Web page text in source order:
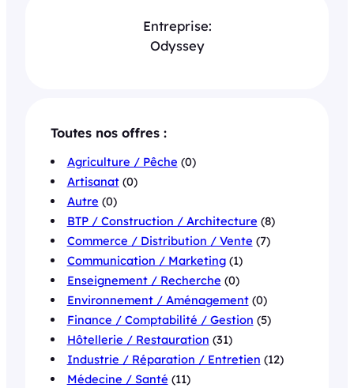
Entreprise:
Odyssey
Toutes nos offres :
Agriculture / Pêche (0)
Artisanat(0)
Autre (0)
BTP / Construction / Architecture (8)
Commerce / Distribution / Vente (7)
Communication / Marketing(1)
Enseignement / Recherche (0)
Environnement / Aménagement(0)
Finance / Comptabilité / Gestion (5)
Hôtellerie / Restauration (31)
Industrie / Réparation / Entretien (12)
Médecine / Santé (11)